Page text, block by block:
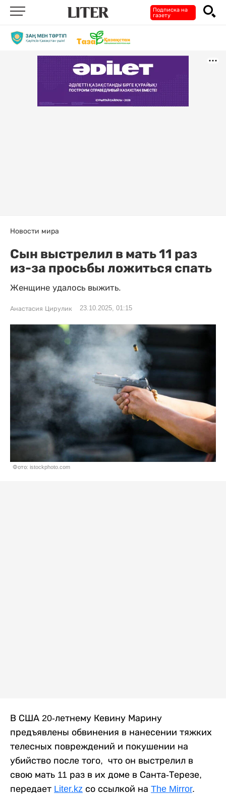
Подписка на
газету
Новости мира
Сын выстрелил в мать 11 раз
из-за просьбы ложиться спать
Женщине удалось выжить.
Анастасия Цирулик 23.10.2025, 01:15
Фото: istockphoto.com
В США 20-летнему Кевину Марину
предъявлены обвинения в нанесении тяжких
телесных повреждений и покушении на
убийство после того, что он выстрелил в
свою мать 11 раз в их доме в Санта-Терезе,
передает Liter.kz со ссылкой на The Mirror.